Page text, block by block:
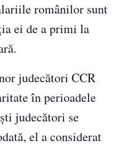
românilor sunt
ei de a primi la
judecători CCR
în perioadele
judecători se
el a considerat